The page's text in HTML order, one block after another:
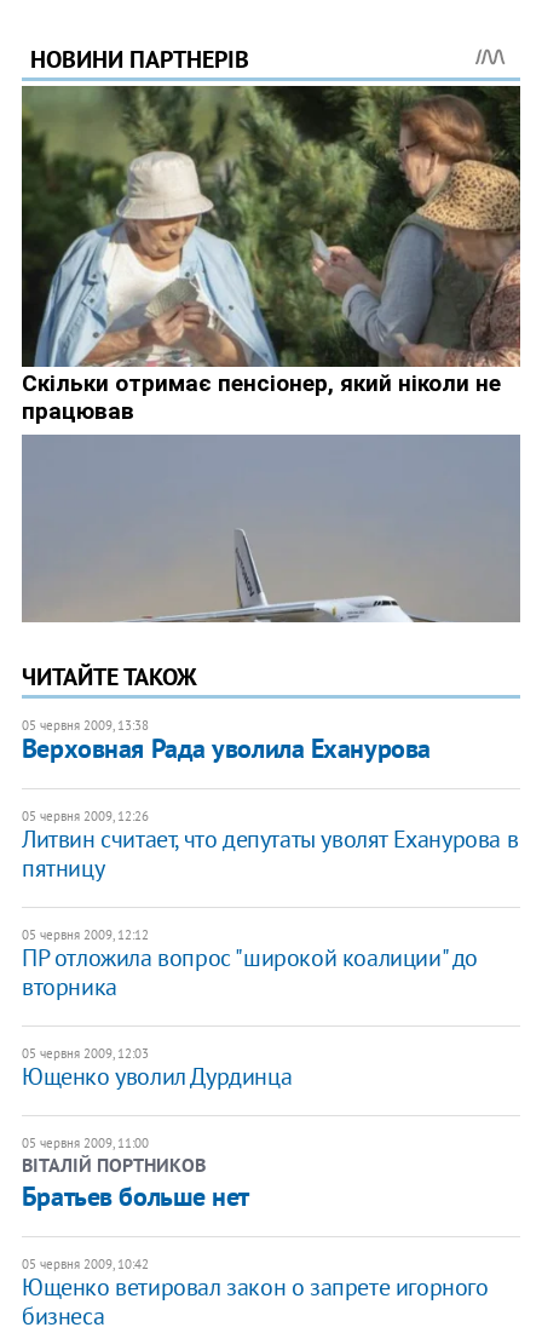
ЧИТАЙТЕ ТАКОЖ
05 червня 2009, 13:38
Верховная Рада уволила Еханурова
05 червня 2009, 12:26
Литвин считает, что депутаты уволят Еханурова в
пятницу
05 червня 2009, 12:12
ПР отложила вопрос "широкой коалиции" до
вторника
05 червня 2009, 12:03
Ющенко уволил Дурдинца
05 червня 2009, 11:00
ВІТАЛІЙ ПОРТНИКОВ
Братьев больше нет
05 червня 2009, 10:42
Ющенко ветировал закон о запрете игорного
бизнеса